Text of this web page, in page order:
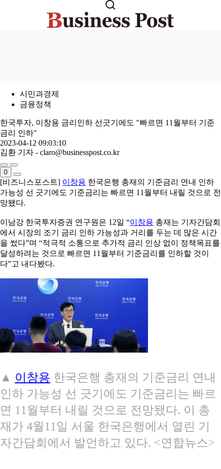
시민과경제
금융정책
한국투자, 이창용 금리인하 선긋기에도 "빠르면 11월부터 기준
금리 인하"
2023-04-12 09:03:10
김환 기자 - claro@businesspost.co.kr
0
[비즈니스포스트] 이창용 한국은행 총재의 기준금리 연내 인하
가능성 선 긋기에도 기준금리는 빠르면 11월부터 내릴 것으로 전
망됐다.
이남강 한국투자증권 연구원은 12일 “이창용 총재는 기자간담회
에서 시장의 조기 금리 인하 가능성과 거리를 두는 데 많은 시간
을 썼다”며 “적극적 소통으로 추가적 금리 인상 없이 정책목표를
달성하려는 것으로 빠르면 11월부터 기준금리를 인하할 것이
다”고 내다봤다.
▲ 이창용 한국은행 총재의 기준금리 연내
인하 가능성 선 긋기에도 기준금리는 빠르
면 11월부터 내릴 것으로 전망됐다. 이 총
재가 4월11일 서울 한국은행에서 열린 기
자간담회에서 발언하고 있다. <연합뉴스>